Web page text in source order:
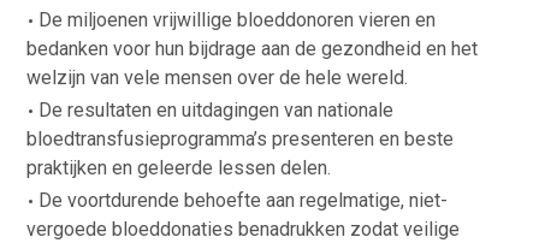
De miljoenen vrijwillige bloeddonoren vieren en
bedanken voor hun bijdrage aan de gezondheid en het
welzijn van vele mensen over de hele wereld.
De resultaten en uitdagingen van nationale
bloedtransfusieprogramma’s presenteren en beste
praktijken en geleerde lessen delen.
De voortdurende behoefte aan regelmatige, niet-
vergoede bloeddonaties benadrukken zodat veilige